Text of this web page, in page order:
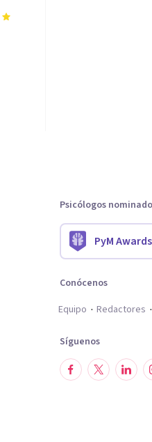
Psicólogos
PyM
Conócenos
Equipo
Redactores
Síguenos